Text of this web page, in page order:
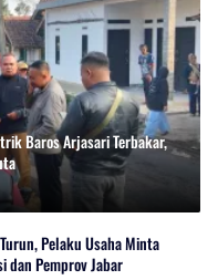
Baros Arjasari Terbakar,
Pelaku Usaha Minta
dan Pemprov Jabar